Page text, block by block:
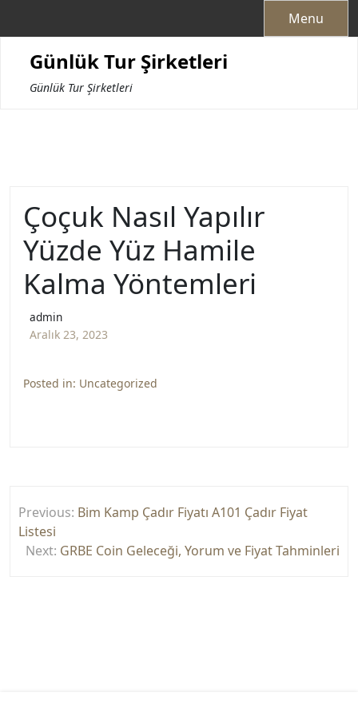
Menu
Günlük Tur Şirketleri
Günlük Tur Şirketleri
Çoçuk Nasıl Yapılır
Yüzde Yüz Hamile
Kalma Yöntemleri
admin
Aralık 23, 2023
Posted in: Uncategorized
gezinmesi
Previous: Bim Kamp Çadır Fiyatı A101 Çadır Fiyat
Listesi
Next: GRBE Coin Geleceği, Yorum ve Fiyat Tahminleri